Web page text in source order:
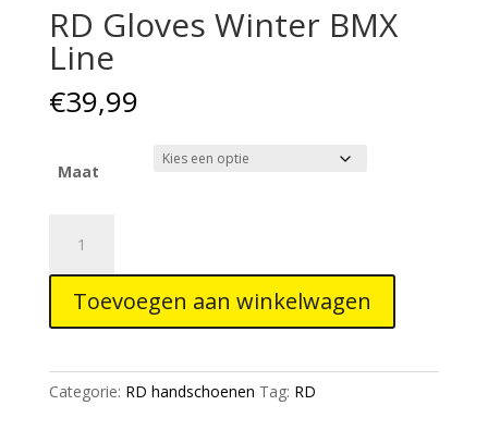
RD Gloves Winter BMX
Line
€39,99
Maat
Gloves
Winter
BMX
Line
Toevoegen aan winkelwagen
Categorie: RD handschoenen Tag: RD